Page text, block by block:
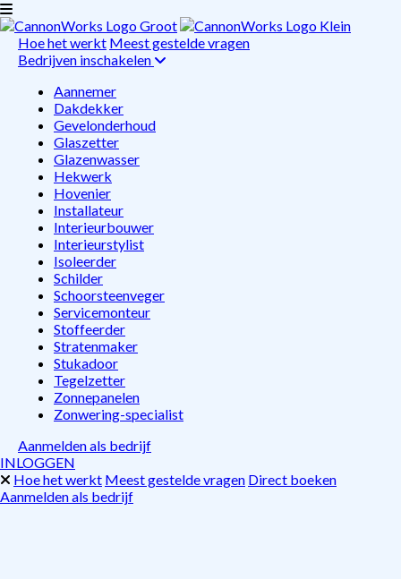
Hoe het werkt Meest gestelde vragen
Bedrijven inschakelen
Aannemer
Dakdekker
Gevelonderhoud
Glaszetter
Glazenwasser
Hekwerk
Hovenier
Installateur
Interieurbouwer
Interieurstylist
Isoleerder
Schilder
Schoorsteenveger
Servicemonteur
Stoffeerder
Stratenmaker
Stukadoor
Tegelzetter
Zonnepanelen
Zonwering-specialist
Aanmelden als bedrijf
INLOGGEN
Hoe het werkt Meest gestelde vragen Direct boeken
Aanmelden als bedrijf